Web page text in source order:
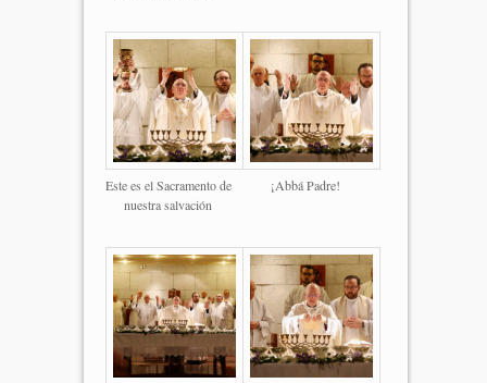
Este es el Sacramento de
nuestra salvación
¡Abbá Padre!